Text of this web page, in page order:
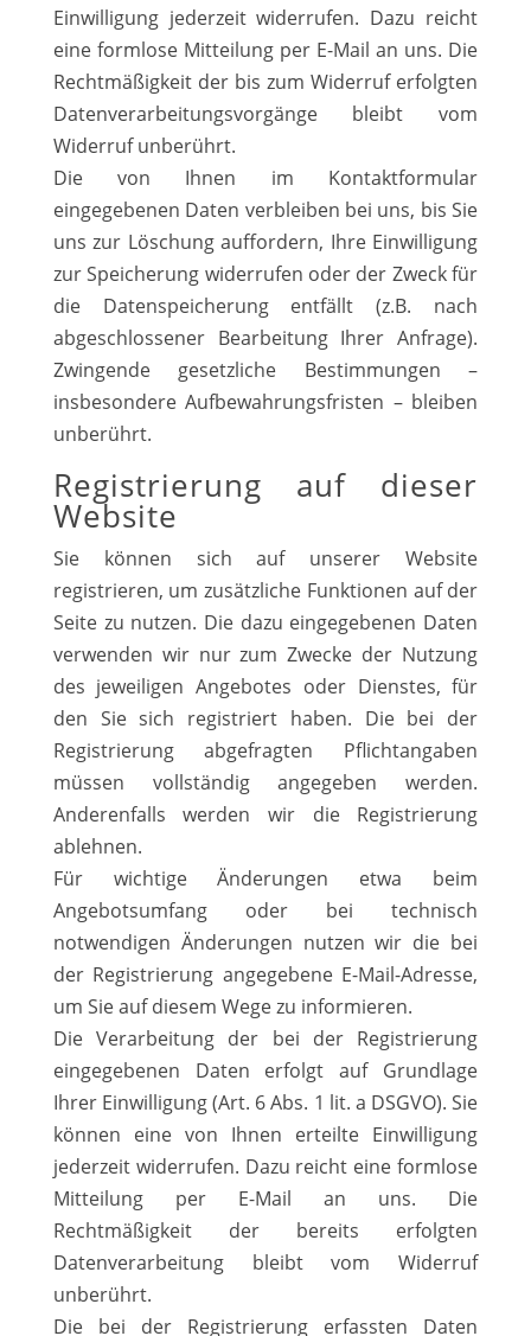
Einwilligung jederzeit widerrufen. Dazu reicht
eine formlose Mitteilung per E-Mail an uns. Die
Rechtmäßigkeit der bis zum Widerruf erfolgten
Datenverarbeitungsvorgänge bleibt vom
Widerruf unberührt.
Die von Ihnen im Kontaktformular
eingegebenen Daten verbleiben bei uns, bis Sie
uns zur Löschung auffordern, Ihre Einwilligung
zur Speicherung widerrufen oder der Zweck für
die Datenspeicherung entfällt (z.B. nach
abgeschlossener Bearbeitung Ihrer Anfrage).
Zwingende gesetzliche Bestimmungen –
insbesondere Aufbewahrungsfristen – bleiben
unberührt.
Registrierung auf dieser
Website
Sie können sich auf unserer Website
registrieren, um zusätzliche Funktionen auf der
Seite zu nutzen. Die dazu eingegebenen Daten
verwenden wir nur zum Zwecke der Nutzung
des jeweiligen Angebotes oder Dienstes, für
den Sie sich registriert haben. Die bei der
Registrierung abgefragten Pflichtangaben
müssen vollständig angegeben werden.
Anderenfalls werden wir die Registrierung
ablehnen.
Für wichtige Änderungen etwa beim
Angebotsumfang oder bei technisch
notwendigen Änderungen nutzen wir die bei
der Registrierung angegebene E-Mail-Adresse,
um Sie auf diesem Wege zu informieren.
Die Verarbeitung der bei der Registrierung
eingegebenen Daten erfolgt auf Grundlage
Ihrer Einwilligung (Art. 6 Abs. 1 lit. a DSGVO). Sie
können eine von Ihnen erteilte Einwilligung
jederzeit widerrufen. Dazu reicht eine formlose
Mitteilung per E-Mail an uns. Die
Rechtmäßigkeit der bereits erfolgten
Datenverarbeitung bleibt vom Widerruf
unberührt.
Die bei der Registrierung erfassten Daten